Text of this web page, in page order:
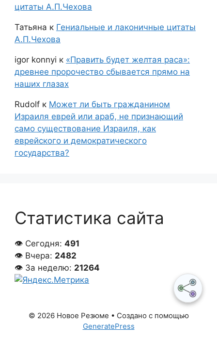
цитаты А.П.Чехова
Татьяна к Гениальные и лаконичные цитаты
А.П.Чехова
igor konnyi к «Править будет желтая раса»:
древнее пророчество сбывается прямо на
наших глазах
Rudolf к Может ли быть гражданином
Израиля еврей или араб, не признающий
само существование Израиля, как
еврейского и демократического
государства?
Статистика сайта
👁 Сегодня: 491
👁 Вчера: 2482
👁 За неделю: 21264
© 2026 Новое Резюме • Создано с помощью
GeneratePress